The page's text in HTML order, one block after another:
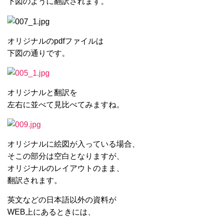
オリジナルのpdfファイルは
下図の通りです。
オリジナルと翻訳を
左右に並べて見比べてみますね。
オリジナルに絵図が入っている場合、
そこの部分は空白となりますが、
オリジナルのレイアウトのまま、
翻訳されます。
英文などの日本語以外の資料が
WEB上にあるときには、